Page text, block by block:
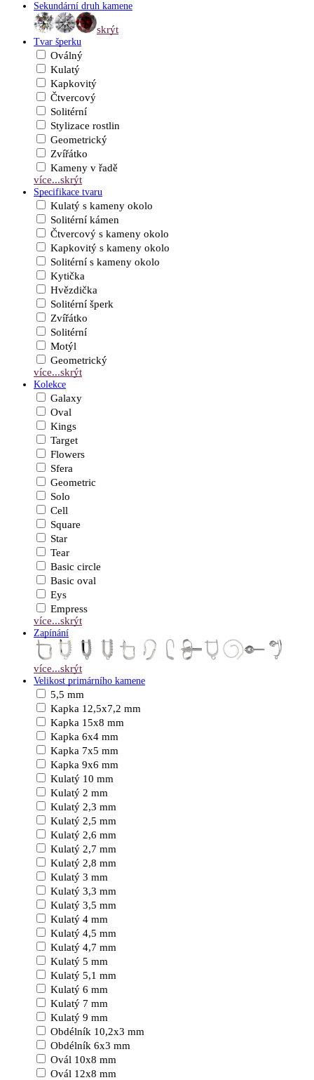
Sekundární druh kamene
skrýt
Tvar šperku
Oválný
Kulatý
Kapkovitý
Čtvercový
Solitérní
Stylizace rostlin
Geometrický
Zvířátko
Kameny v řadě
více...skrýt
Specifikace tvaru
Kulatý s kameny okolo
Solitérní kámen
Čtvercový s kameny okolo
Kapkovitý s kameny okolo
Solitérní s kameny okolo
Kytička
Hvězdička
Solitérní šperk
Zvířátko
Solitérní
Motýl
Geometrický
více...skrýt
Kolekce
Galaxy
Oval
Kings
Target
Flowers
Sfera
Geometric
Solo
Cell
Square
Star
Tear
Basic circle
Basic oval
Eys
Empress
více...skrýt
Zapínání
více...skrýt
Velikost primárního kamene
5,5 mm
Kapka 12,5x7,2 mm
Kapka 15x8 mm
Kapka 6x4 mm
Kapka 7x5 mm
Kapka 9x6 mm
Kulatý 10 mm
Kulatý 2 mm
Kulatý 2,3 mm
Kulatý 2,5 mm
Kulatý 2,6 mm
Kulatý 2,7 mm
Kulatý 2,8 mm
Kulatý 3 mm
Kulatý 3,3 mm
Kulatý 3,5 mm
Kulatý 4 mm
Kulatý 4,5 mm
Kulatý 4,7 mm
Kulatý 5 mm
Kulatý 5,1 mm
Kulatý 6 mm
Kulatý 7 mm
Kulatý 9 mm
Obdélník 10,2x3 mm
Obdélník 6x3 mm
Ovál 10x8 mm
Ovál 12x8 mm